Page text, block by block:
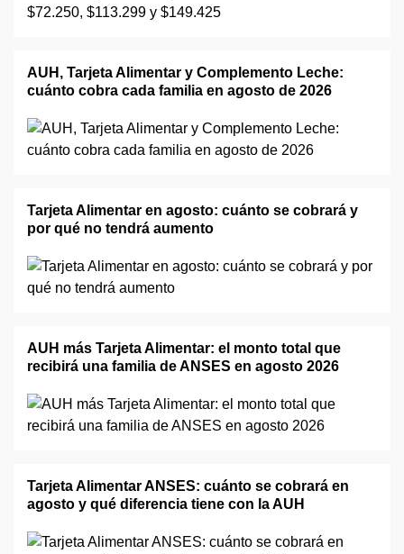
AUH, Tarjeta Alimentar y Complemento Leche:
cuánto cobra cada familia en agosto de 2026
Tarjeta Alimentar en agosto: cuánto se cobrará y
por qué no tendrá aumento
AUH más Tarjeta Alimentar: el monto total que
recibirá una familia de ANSES en agosto 2026
Tarjeta Alimentar ANSES: cuánto se cobrará en
agosto y qué diferencia tiene con la AUH